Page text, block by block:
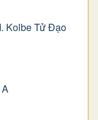
Kolbe Tử Đạo